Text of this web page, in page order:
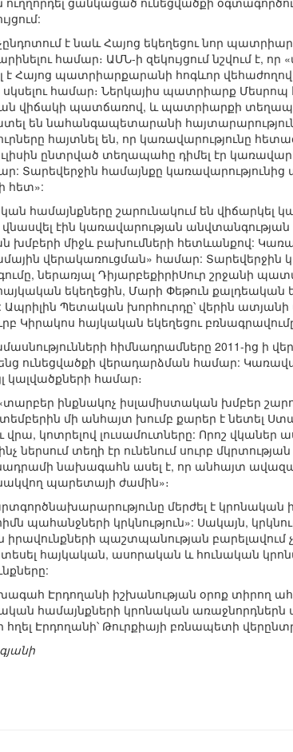
է նաև Հայոց եկեղեցու նոր
համար։ ԱՄՆ-ի զեկույցում նշվում է, որ
պատրիարքարանի հոգևոր վեհաժողովի
համար։ Ներկայիս պատրիարք Մեսրոպ
վիճակի պատճառով, և պատրիարքի
են նահանգապետարանի
հայտնել են, որ կառավարությունը
ընտրված տեղապահը դիմել էր
Տարեվերջին համայնքը
հետ»:
համայնքները շարունակում են վիճարկել
վնասվել էին կառավարության
խմբերի միջև բախումների հետևանքով:
վերակառուցման» համար: Տարեվերջին
ներառյալ ԴիյարբեքիրիՍուր շրջանի
եկեղեցին, Մարի Փեթուն
Ապրիլին Պետական խորհուրդը՝ վերին
Կիրակոս հայկական եկեղեցու
հիմնադրամները 2011-ից ի
ունեցվածքի վերադարձման համար:
կալվածքների համար։
«տարբեր ինքնակոչ իսլամիստական խմբեր
մի անհայտ խումբ քարեր է նետել
կոտրելով լուսամուտները: Որոշ վկաներ
տեղի էր ունենում սուրբ
նախագահն ասել է, որ անհայտ
պարետայի ժամին»։
մերժել է
պահանջների կրկնություն»: Սակայն,
պաշտպանության բարելավում
հայկական, ասորական և հունական
Էրդողանի իշխանության օրոք տիրող
համայնքների կրոնական
հղել Էրդողանի՝ Թուրքիայի բռնապետի